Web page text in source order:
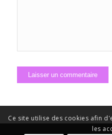
Ce site utilise des cookies afin
les